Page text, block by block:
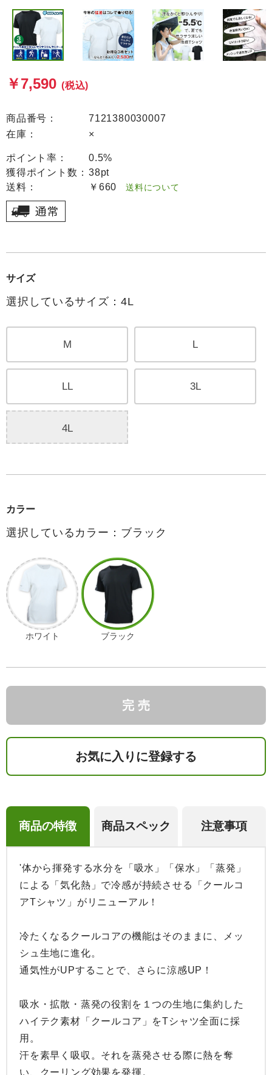
￥7,590 (税込)
商品番号：
7121380030007
在庫：
×
ポイント率：
0.5%
獲得ポイント数： 38pt
送料：
￥660 送料について
サイズ
選択しているサイズ：4L
M L
LL 3L
4L
カラー
選択しているカラー：ブラック
ホワイト ブラック
完 売
お気に入りに登録する
商品の特徴 商品スペック 注意事項
'体から揮発する水分を「吸水」「保水」「蒸発」
による「気化熱」で冷感が持続させる「クールコ
アTシャツ」がリニューアル！
冷たくなるクールコアの機能はそのままに、メッ
シュ生地に進化。
通気性がUPすることで、さらに涼感UP！
吸水・拡散・蒸発の役割を１つの生地に集約した
ハイテク素材「クールコア」をTシャツ全面に採
用。
汗を素早く吸収。それを蒸発させる際に熱を奪
い、クーリング効果を発揮。